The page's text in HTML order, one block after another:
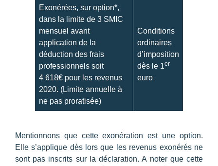
s
?
Exonérées, sur option*,
dans la limite de 3 SMIC
mensuel avant
application de la
déduction des frais
professionnels soit
4 618€ pour les revenus
2020. (Limite annuelle à
ne pas proratisée)
Conditions
ordinaires
d’imposition
dès le 1er
euro
Mentionnons que cette exonération est une option.
Elle s’applique dès lors que les revenus exonérés ne
sont pas inscrits sur la déclaration. A noter que cette